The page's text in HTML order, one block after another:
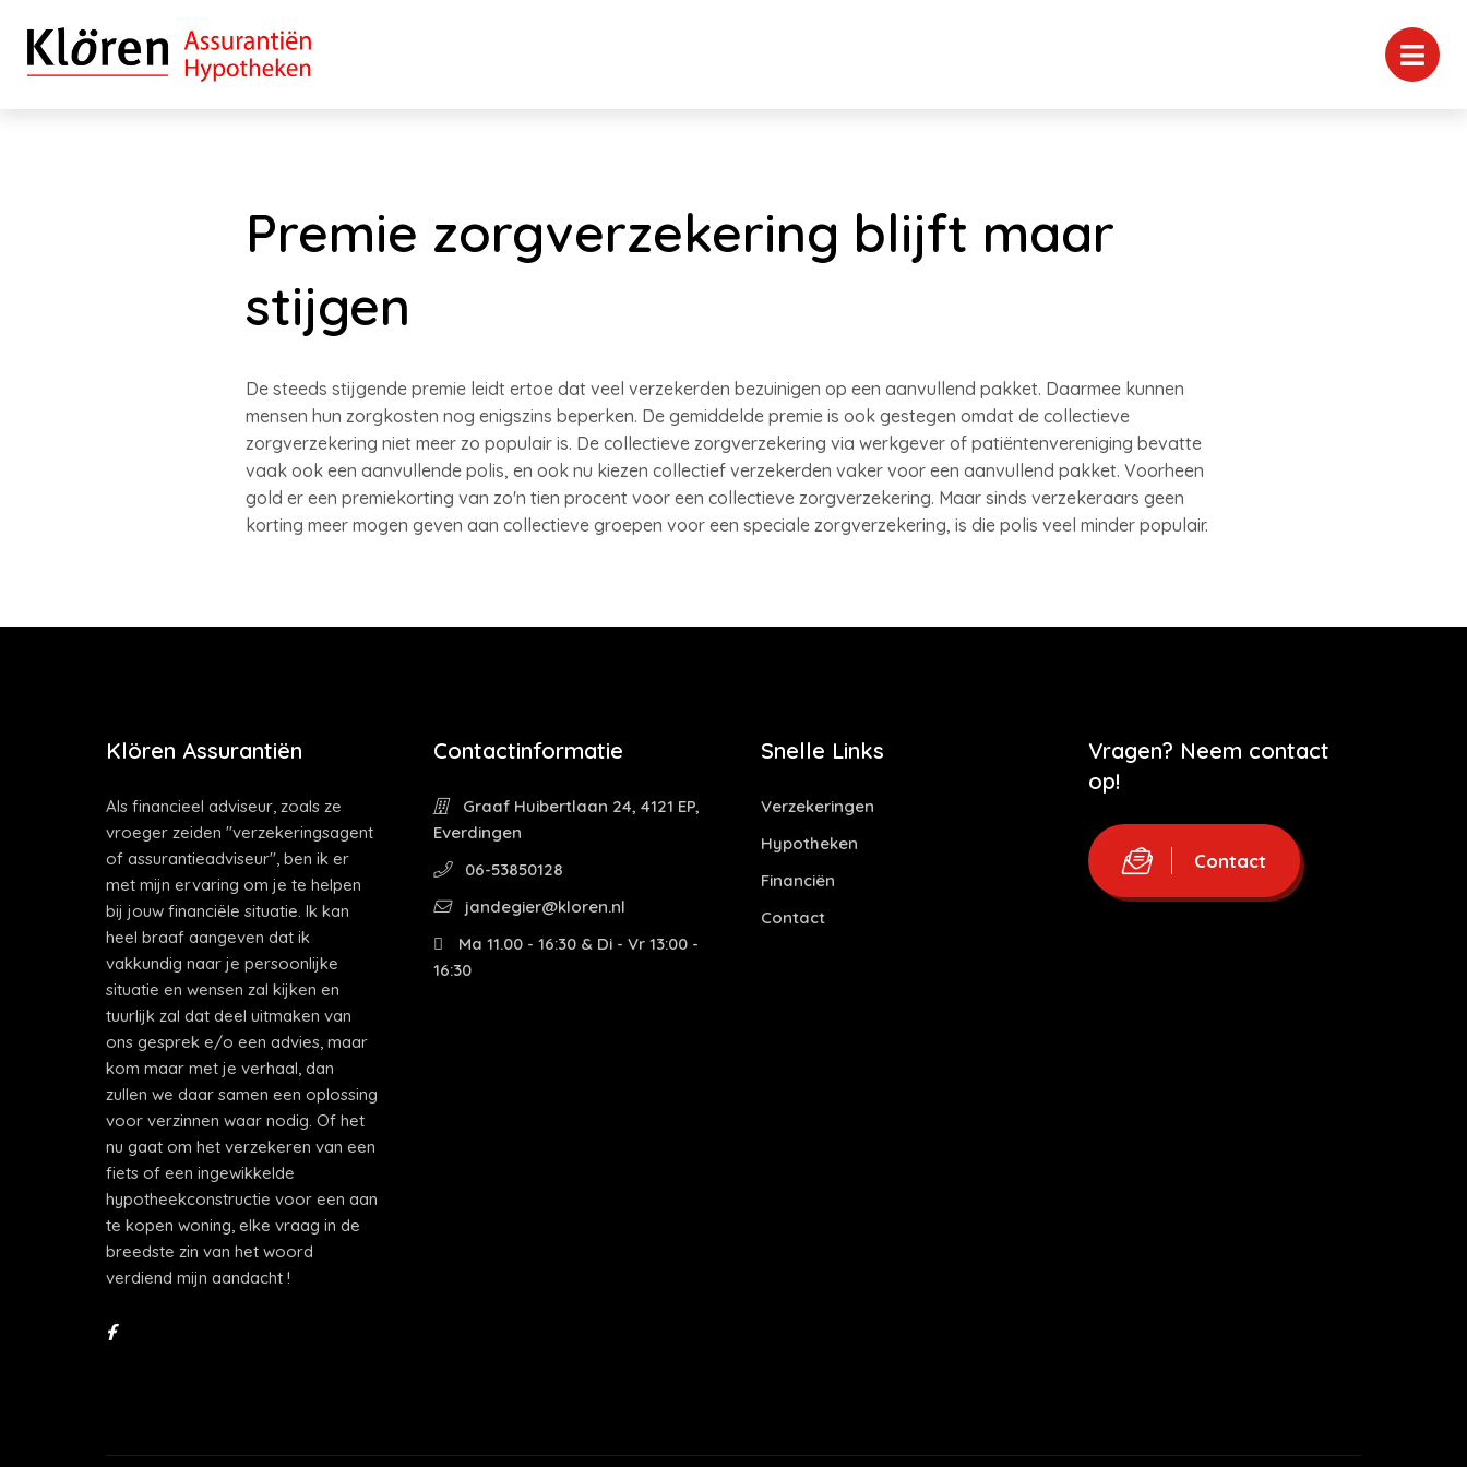
Premie zorgverzekering blijft maar
stijgen
De steeds stijgende premie leidt ertoe dat veel verzekerden bezuinigen op een aanvullend pakket. Daarmee kunnen
mensen hun zorgkosten nog enigszins beperken. De gemiddelde premie is ook gestegen omdat de collectieve
zorgverzekering niet meer zo populair is. De collectieve zorgverzekering via werkgever of patiëntenvereniging bevatte
vaak ook een aanvullende polis, en ook nu kiezen collectief verzekerden vaker voor een aanvullend pakket. Voorheen
gold er een premiekorting van zo'n tien procent voor een collectieve zorgverzekering. Maar sinds verzekeraars geen
korting meer mogen geven aan collectieve groepen voor een speciale zorgverzekering, is die polis veel minder populair.
Klören Assurantiën
Als financieel adviseur, zoals ze
vroeger zeiden "verzekeringsagent
of assurantieadviseur", ben ik er
met mijn ervaring om je te helpen
bij jouw financiële situatie. Ik kan
heel braaf aangeven dat ik
vakkundig naar je persoonlijke
situatie en wensen zal kijken en
tuurlijk zal dat deel uitmaken van
ons gesprek e/o een advies, maar
kom maar met je verhaal, dan
zullen we daar samen een oplossing
voor verzinnen waar nodig. Of het
nu gaat om het verzekeren van een
fiets of een ingewikkelde
hypotheekconstructie voor een aan
te kopen woning, elke vraag in de
breedste zin van het woord
verdiend mijn aandacht !
Contactinformatie
Graaf Huibertlaan 24, 4121 EP,
Everdingen
06-53850128
jandegier@kloren.nl
Ma 11.00 - 16:30 & Di - Vr 13:00 -
16:30
Snelle Links
Verzekeringen
Hypotheken
Financiën
Contact
Vragen? Neem contact
op!
Contact